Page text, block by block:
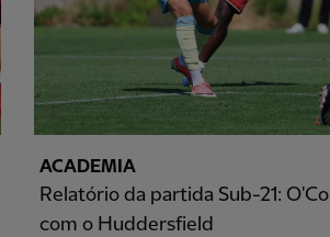
ACADEMIA
Relatório da partida Sub-21:
com o Huddersfield